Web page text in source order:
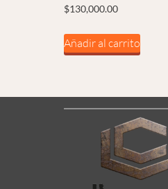
$130,000.00
Añadir al carrito